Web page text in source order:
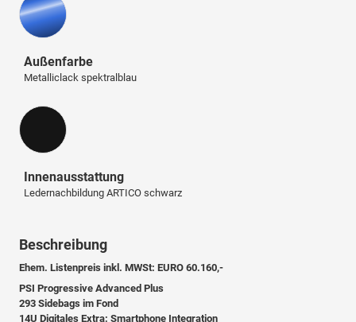
Außenfarbe
Metalliclack spektralblau
Innenausstattung
Innenausstattung
Ledernachbildung ARTICO schwarz
Beschreibung
Ehem. Listenpreis inkl. MWSt: EURO 60.160,-
PSI Progressive Advanced Plus
293 Sidebags im Fond
14U Digitales Extra: Smartphone Integration